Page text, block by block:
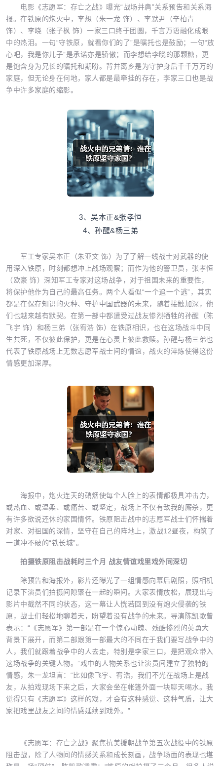
电影《志愿军：存亡之战》曝光“战场并肩”关系预告和关系海
报。在铁原的炮火中，李想（朱一龙 饰）、李默尹（辛柏青
饰）、李晓（张子枫 饰）一家三口终于团圆，千言万语融化成眼
中的热泪。一句“守铁原，就看你们的了”是嘱托也是鼓励；一句“放
心吧，我是你儿子”是承诺亦是骄傲；而李想给李晓的那颗糖，更
是饱含身为兄长的嘱托和期盼。背井离乡是为守护身后千千万万的
家庭，但无论身在何地，家人都是最牵挂的存在，李家三口也是战
争中许多家庭的缩影。
3、吴本正&张孝恒
4、孙醒&杨三弟
军工专家吴本正（朱亚文 饰）为了了解一线战士对武器的使
用深入铁原，时刻都想冲上战场观察；而作为他的警卫员，张孝恒
（欧豪 饰）深知军工专家对这场战争，对于祖国未来的重要性，
将保护他作为自己的最高任务。两个人看似“一个追一个逃”，其实
都是在保存知识的火种、守护中国武器的未来，随着接触加深，他
们也越来越有默契。在第一部中都遭受过战友惨烈牺牲的孙醒（陈
飞宇 饰）和杨三弟（张宥浩 饰）在铁原相识，也在这场战斗中同
生共死，不仅彼此保护，更是在心灵上彼此救赎。孙醒与杨三弟也
代表了铁原战场上无数志愿军战士间的情谊，战火的淬炼使得这份
情感更加深厚。
海报中，炮火连天的硝烟使每个人脸上的表情都极具冲击力，
或热血、或温柔、或痛苦、或坚定，战场上不仅有敌我的厮杀，更
有许多欲说还休的家国情怀。铁原阻击战中的志愿军战士们怀揣着
对家、对祖国的深情，坚守在自己的阵地上，激战12昼夜，构筑了
一道冲不破的“铁长城”。
拍摄铁原阻击战耗时三个月 战友情谊戏里戏外同深切
除预告和海报外，影片还曝光了一组情感向幕后剧照，照相机
记录下演员们拍摄间隙聚在一起的瞬间。大家表情放松，展现出与
影片中截然不同的状态，这一幕让人恍若回到没有炮火侵袭的铁
原，战士们轻松地聊着天，盼望着没有战争的未来。导演陈凯歌曾
表示：“《志愿军》第一部是在一个惊心动魄、残酷惨烈的英勇大
背景下展开，而第二部跟第一部最大的不同在于我们要写战争中的
人，我们就跟着战争中的人去走，特别是李家三口，是把观众带入
这场战争的关键人物。”戏中的人物关系也让演员间建立了独特的
情感，朱一龙坦言：“比如像飞宇、宥浩，我们不光在战场上是战
友，从拍戏现场下来之后，大家会坐在帐篷外面一块聊天喝水。我
觉得只有《志愿军》这样的戏，才会有这种感觉、这种气质，让大
家把戏里战友之间的情感延续到戏外。”
《志愿军：存亡之战》聚焦抗美援朝战争第五次战役中的铁原
阻击战，除了人物间的情感关系和成长刻画，战争场面的表现也堪